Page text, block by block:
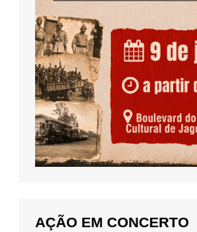
AÇÃO EM CONCERTO